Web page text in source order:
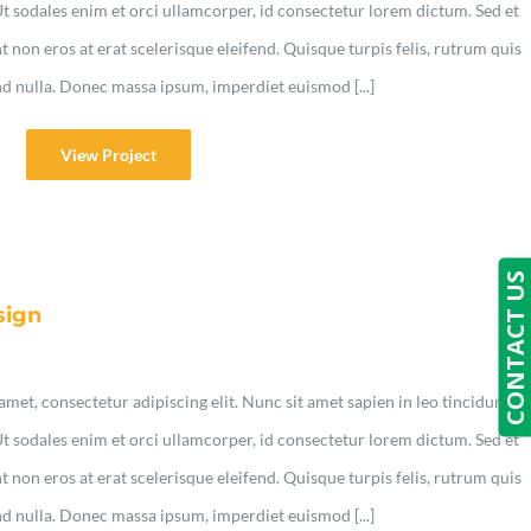
sodales enim et orci ullamcorper, id consectetur lorem dictum. Sed et
non eros at erat scelerisque eleifend. Quisque turpis felis, rutrum quis
nulla. Donec massa ipsum, imperdiet euismod [...]
View Project
consectetur adipiscing elit. Nunc sit amet sapien in leo tincidunt
sodales enim et orci ullamcorper, id consectetur lorem dictum. Sed et
non eros at erat scelerisque eleifend. Quisque turpis felis, rutrum quis
nulla. Donec massa ipsum, imperdiet euismod [...]
CONTACT US